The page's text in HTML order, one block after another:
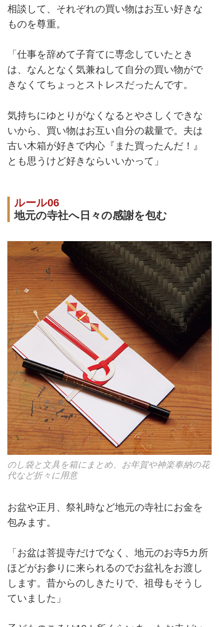
相談して、それぞれの買い物はお互い好きな
ものを尊重。
「仕事を辞めて子育てに専念していたとき
は、なんとなく気兼ねして自分の買い物がで
きなくてちょっとストレスだったんです。
気持ちにゆとりがなくなるとやさしくできな
いから、買い物はお互い自分の裁量で。夫は
古い木箱が好きで内心『また買ったんだ！』
とも思うけど好きならいいかって」
ルール06
地元の寺社へ日々の感謝を包む
のし袋と文具を箱にまとめ、お年賀や神楽奉納の花
代など折々に用意
お盆や正月、祭礼時など地元の寺社にお金を
包みます。
「お盆は菩提寺だけでなく、地元のお寺5カ所
ほどがお参りに来られるのでお盆礼をお渡し
します。昔からのしきたりで、祖母もそうし
ていました」